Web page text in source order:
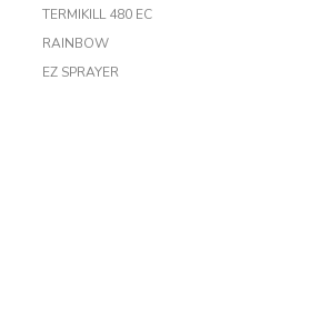
TERMIKILL 480 EC
RAINBOW
EZ SPRAYER